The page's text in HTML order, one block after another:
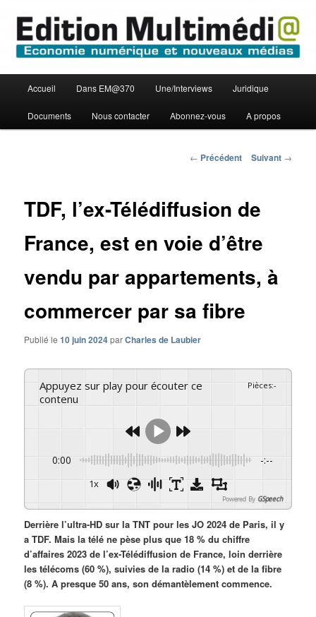
contenu
principalEdition Multimédi@
principal
Accueil Dans EM@370 Une/Interviews Juridique
Documents Nous contacter Abonnez-vous A propos
Navigation
← Précédent Suivant →
TDF, l’ex-Télédiffusion de
France, est en voie d’être
vendu par appartements, à
commercer par sa fibre
Publié le10 juin 2024parCharles de Laubier
Appuyez sur play pour écouter ce
contenu
Pièces:-
0:00 -:--
1x
Powered By GSpeech
Derrière l’ultra-HD sur la TNT pour les JO 2024 de Paris, il y
a TDF. Mais la télé ne pèse plus que 18 % du chiffre
d’affaires 2023 de l’ex-Télédiffusion de France, loin derrière
les télécoms (60 %), suivies de la radio (14 %) et de la fibre
(8 %). A presque 50 ans, son démantèlement commence.